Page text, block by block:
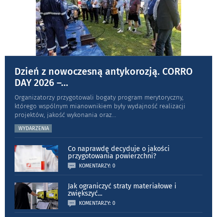
Dzień z nowoczesną antykorozją. CORRO
DAY 2026 –...
Organizatorzy przygotowali bogaty program merytoryczny,
którego wspólnym mianownikiem były wydajność realizacji
projektów, jakość wykonania oraz...
WYDARZENIA
Co naprawdę decyduje o jakości
przygotowania powierzchni?
KOMENTARZY: 0
Jak ograniczyć straty materiałowe i
zwiększyć...
KOMENTARZY: 0